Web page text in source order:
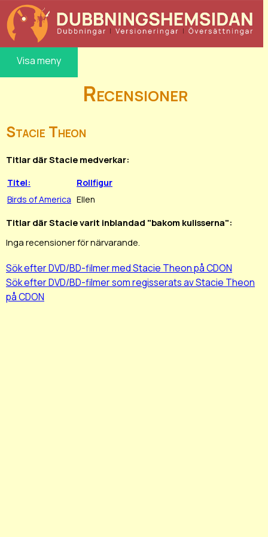
Visa meny
Recensioner
Stacie Theon
Titlar där Stacie medverkar:
Titel:
Rollfigur
Birds of America Ellen
Titlar där Stacie varit inblandad "bakom kulisserna":
Inga recensioner för närvarande.
Sök efter DVD/BD-filmer med Stacie Theon på CDON
Sök efter DVD/BD-filmer som regisserats av Stacie Theon
på CDON